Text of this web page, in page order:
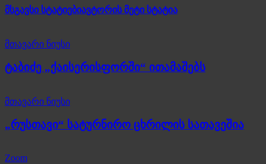
მსგავსი სტატიებიავტორის მეტი სტატია
მთავარი ნიუსი
ტაბიძე „ქაისერისფორში“ ითამაშებს
მთავარი ნიუსი
„რუსთავი“ სატურნირო ცხრილის სათავეშია
Zoom